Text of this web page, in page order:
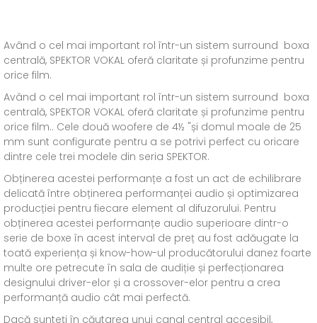
Având o cel mai important rol într-un sistem surround boxa
centrală, SPEKTOR VOKAL oferă claritate și profunzime pentru
orice film.
Având o cel mai important rol într-un sistem surround boxa
centrală, SPEKTOR VOKAL oferă claritate și profunzime pentru
orice film.. Cele două woofere de 4½ "și domul moale de 25
mm sunt configurate pentru a se potrivi perfect cu oricare
dintre cele trei modele din seria SPEKTOR.
Obținerea acestei performanțe a fost un act de echilibrare
delicată între obținerea performanței audio și optimizarea
producției pentru fiecare element al difuzorului. Pentru
obținerea acestei performanțe audio superioare dintr-o
serie de boxe în acest interval de preț au fost adăugate la
toată experiența și know-how-ul producătorului danez foarte
multe ore petrecute în sala de audiție și perfecționarea
designului driver-elor și a crossover-elor pentru a crea
performanță audio cât mai perfectă.
Dacă sunteți în căutarea unui canal central accesibil,